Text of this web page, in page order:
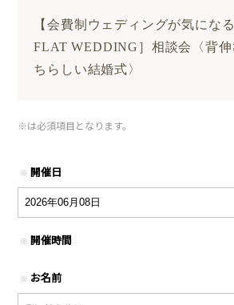
【会費制ウェディングが気にな
FLAT WEDDING］相談会〈背伸
ちらしい結婚式〉
※は必須項目となります。
※ 開催日
※ 開催時間
※ お名前